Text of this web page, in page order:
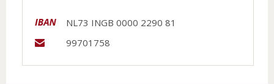
NL73 INGB 0000 2290 81
99701758